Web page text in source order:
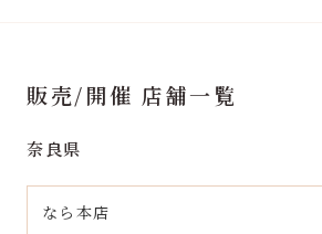
販売/開催 店舗一覧
奈良県
なら本店